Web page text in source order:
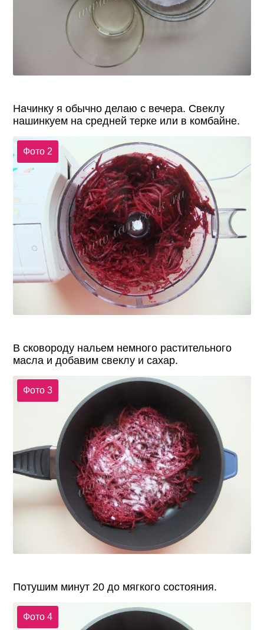
Начинку я обычно делаю с вечера. Свеклу
нашинкуем на средней терке или в комбайне.
Фото 2
В сковороду нальем немного растительного
масла и добавим свеклу и сахар.
Фото 3
Потушим минут 20 до мягкого состояния.
Фото 4